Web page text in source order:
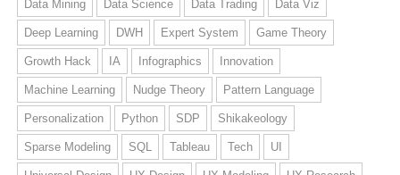
Data Mining Data Science Data Trading Data Viz
Deep Learning DWH Expert System Game Theory
Growth Hack IA Infographics Innovation
Machine Learning Nudge Theory Pattern Language
Personalization Python SDP Shikakeology
Sparse Modeling SQL Tableau Tech UI